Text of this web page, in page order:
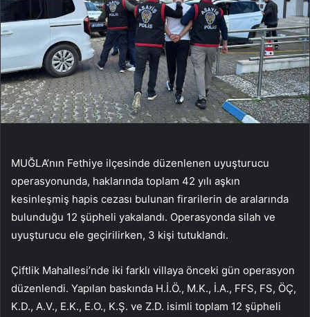
MUĞLA’nın Fethiye ilçesinde düzenlenen uyuşturucu
operasyonunda, haklarında toplam 42 yılı aşkın
kesinleşmiş hapis cezası bulunan firarilerin de aralarında
bulunduğu 12 şüpheli yakalandı. Operasyonda silah ve
uyuşturucu ele geçirilirken, 3 kişi tutuklandı.
Çiftlik Mahallesi’nde iki farklı villaya önceki gün operasyon
düzenlendi. Yapılan baskında H.İ.Ö., M.K., İ.A., FFS, FS, ÖÇ,
K.D., A.V., E.K., E.O., K.Ş. ve Z.D. isimli toplam 12 şüpheli